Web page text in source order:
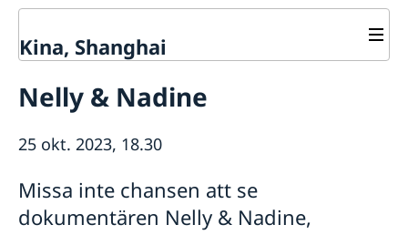
Kina, Shanghai
generalkonsulatet
Rösta i Shanghai
Pass och ID-kort
Intyg och apostille
Competent Swedish Authority to issue Apostille
Äktenskapscertifikat
Nyheter
Om generalkonsulatet
Dataskyddspolicy (GDPR)
Så stöttar vi svenska företag
Vi är en resurs för svenska företag
Nelly & Nadine
25 okt. 2023, 18.30
Missa inte chansen att se
dokumentären Nelly & Nadine,